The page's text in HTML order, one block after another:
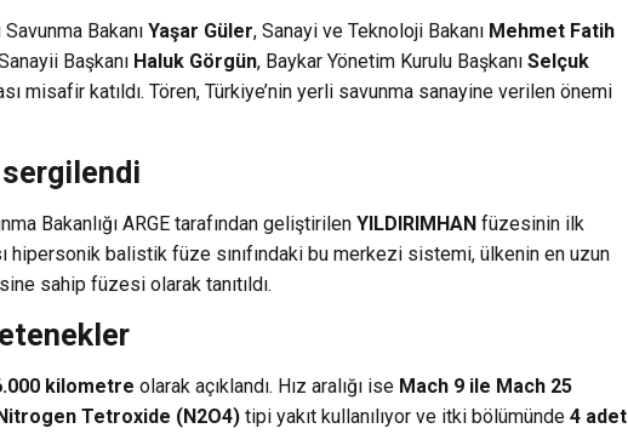
Bakanı Yaşar Güler, Sanayi ve Teknoloji Bakanı Mehmet Fatih
Başkanı Haluk Görgün, Baykar Yönetim Kurulu Başkanı Selçuk
misafir katıldı. Tören, Türkiye’nin yerli savunma sanayine verilen önemi
Bakanlığı ARGE tarafından geliştirilen YILDIRIMHAN füzesinin ilk
hipersonik balistik füze sınıfındaki bu merkezi sistemi, ülkenin en uzun
sahip füzesi olarak tanıtıldı.
kilometre olarak açıklandı. Hız aralığı ise Mach 9 ile Mach 25
Nitrogen Tetroxide (N2O4) tipi yakıt kullanılıyor ve itki bölümünde 4 adet